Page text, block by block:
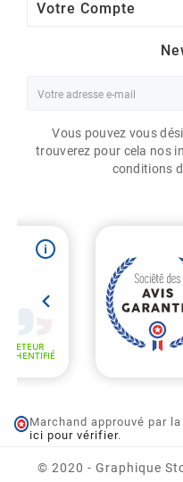
Votre Compte
Vous pouvez vous
trouverez pour cela nos
conditions
Marchand approuvé par
ici pour vérifier.
© 2020 - Graphique